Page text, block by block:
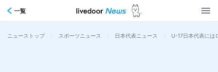
一覧
ニューストップ > スポーツニュース > 日本代表ニュース > U-17日本代表には